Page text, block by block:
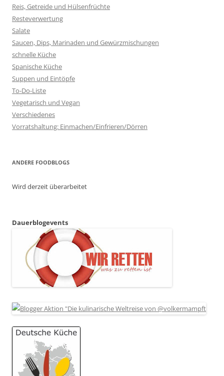
Reis, Getreide und Hülsenfrüchte
Resteverwertung
Salate
Saucen, Dips, Marinaden und Gewürzmischungen
schnelle Küche
Spanische Küche
Suppen und Eintöpfe
To-Do-Liste
Vegetarisch und Vegan
Verschiedenes
Vorratshaltung: Einmachen/Einfrieren/Dörren
ANDERE FOODBLOGS
Wird derzeit überarbeitet
Dauerblogevents